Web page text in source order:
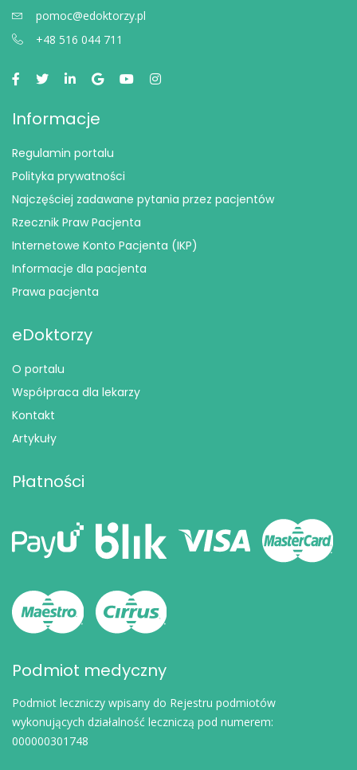
pomoc@edoktorzy.pl
+48 516 044 711
Informacje
Regulamin portalu
Polityka prywatności
Najczęściej zadawane pytania przez pacjentów
Rzecznik Praw Pacjenta
Internetowe Konto Pacjenta (IKP)
Informacje dla pacjenta
Prawa pacjenta
eDoktorzy
O portalu
Współpraca dla lekarzy
Kontakt
Artykuły
Płatności
Podmiot medyczny
Podmiot leczniczy wpisany do Rejestru podmiotów
wykonujących działalność leczniczą pod numerem:
000000301748